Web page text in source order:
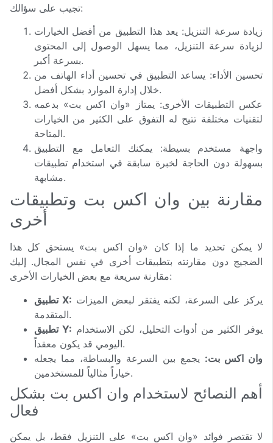
تجيب على سؤالك:
زيادة سرعة التنزيل: يعد هذا التطبيق من أفضل الخيارات
لزيادة سرعة التنزيل، مما يسهل الوصول إلى المحتوى
بسرعة أكبر.
تحسين الأداء: يساعد التطبيق في تحسين أداء الهاتف من
خلال إدارة الموارد بشكل أفضل.
عكس التطبيقات الأخرى: يمتاز «وان اكس بت» بدعمه
لتقنيات مختلفة تتيح له التفوق على الكثير من الخيارات
المتاحة.
واجهة مستخدم بسيطة: يمكنك التعامل مع التطبيق
بسهولة دون الحاجة لخبرة سابقة في استخدام تطبيقات
مشابهة.
مقارنة بين وان اكس بت وتطبيقات
أخرى
لا يمكن تحديد ما إذا كان «وان اكس بت» يستحق كل هذا
الضجيج دون مقارنته بتطبيقات أخرى في نفس المجال. إليك
مقارنة سريعة مع بعض الخيارات الأخرى:
تطبيق X:
المتقدمة.
تطبيق Y:
اليومي قد يكون معقداً.
وان اكس بت: يجمع بين السرعة والبساطة، مما يجعله
خياراً مثالياً للمستخدمين.
أهم النصائح لاستخدام وان اكس بت بشكل
فعال
لا تقتصر فوائد «وان اكس بت» على التنزيل فقط، بل يمكن